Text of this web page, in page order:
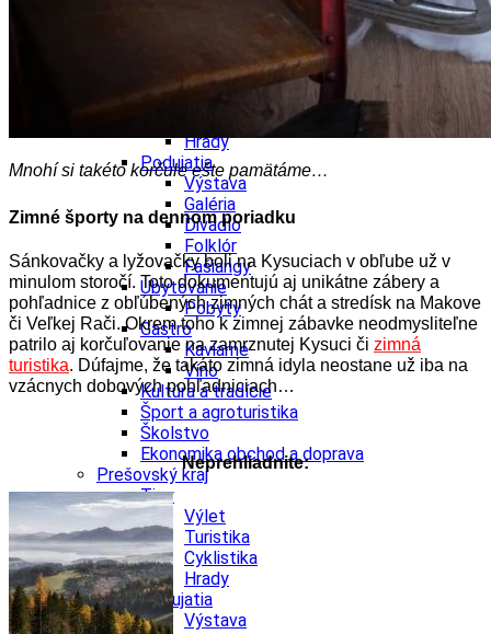
Ekonomika obchod a doprava
Výlet
Hrady
Podujatia
Výstava
Galéria
Divadlo
Folklór
Fašiangy
Ubytovanie
Pobyty
Gastro
Kaviarne
Víno
Kultúra a tradície
Šport a agroturistika
Školstvo
Ekonomika obchod a doprava
Prešovský kraj
Tipy
Výlet
Turistika
Cyklistika
Hrady
Podujatia
Výstava
Mnohí si takéto korčule ešte pamätáme…
Zimné športy na dennom poriadku
Sánkovačky a lyžovačky boli na Kysuciach v obľube už v
minulom storočí. Toto dokumentujú aj unikátne zábery a
pohľadnice z obľúbených zimných chát a stredísk na Makove
či Veľkej Rači. Okrem toho k zimnej zábavke neodmysliteľne
patrilo aj korčuľovanie na zamrznutej Kysuci či zimná
turistika. Dúfajme, že takáto zimná idyla neostane už iba na
vzácnych dobových pohľadniciach…
Neprehliadnite: